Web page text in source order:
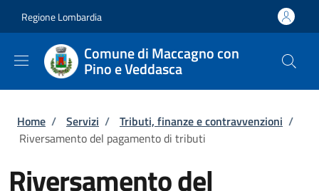
Regione Lombardia
Comune di Maccagno con
Pino e Veddasca
Briciole di pane
Home / Servizi / Tributi, finanze e contravvenzioni /
Riversamento del pagamento di tributi
Riversamento del